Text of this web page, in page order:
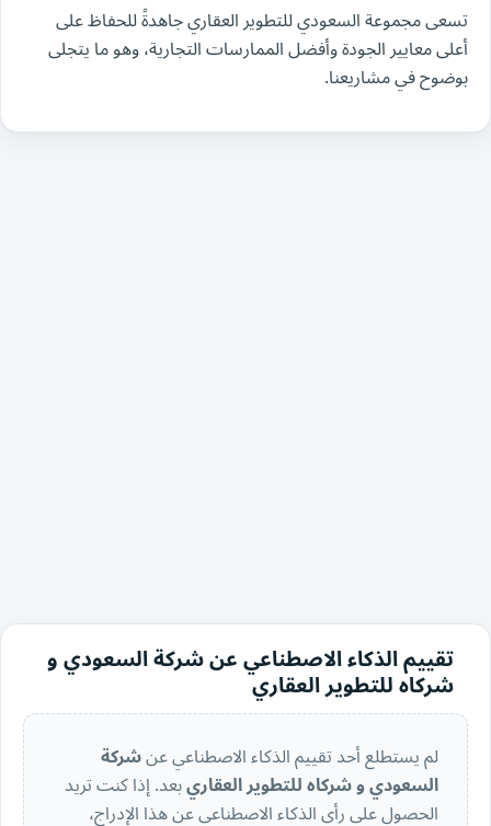
تسعى مجموعة السعودي للتطوير العقاري جاهدةً للحفاظ على
أعلى معايير الجودة وأفضل الممارسات التجارية، وهو ما يتجلى
بوضوح في مشاريعنا.
تقييم الذكاء الاصطناعي عن شركة السعودي و
شركاه للتطوير العقاري
لم يستطلع أحد تقييم الذكاء الاصطناعي عنشركة
السعودي و شركاه للتطوير العقاريبعد. إذا كنت تريد
الحصول على رأي الذكاء الاصطناعي عن هذا الإدراج،